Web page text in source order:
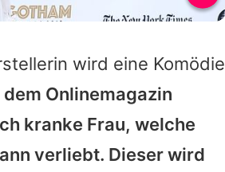
wird eine Komödie
dem Onlinemagazin
kranke Frau, welche
verliebt. Dieser wird